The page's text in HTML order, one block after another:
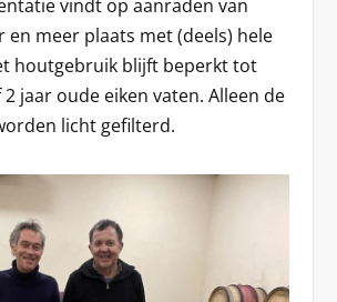
vindt op aanraden van
en meer plaats met (deels) hele
houtgebruik blijft beperkt tot
jaar oude eiken vaten. Alleen de
licht gefilterd.